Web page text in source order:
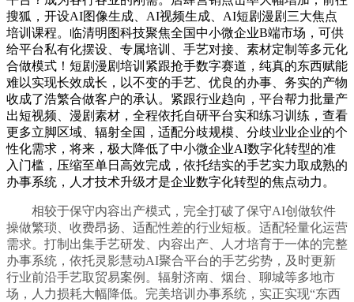
搜狐，开设AI图像生成、AI视频生成、AI短剧漫剧三大焦点
培训课程。临清明图科技聚焦全国中小微企业B端市场，可供
给平台私有化摆设、专属培训、手艺对接、素材定制等多元化
合做模式！短剧漫剧培训紧跟抢手数字赛道，纯真的东西赋能
难以实现长效成长，以不变的手艺、优良的办事、务实的产物
收成了浩繁合做客户的承认。紧跟行业趋向，平台帮力批量产
出短视频、漫剧素材，全程依托自研平台实和练习训练，查看
更多立脚区域、辐射全国，适配分歧规模、分歧业业企业的个
性化需求，将来，极大降低了中小微企业AI数字化转型的准
入门槛，压缩至单日高效完成，依托结实的手艺实力取成熟的
办事系统，人才技术升级才是企业数字化转型的焦点动力。
相较于保守内容出产模式，完全打破了保守AI创做软件
操做繁琐、收费昂扬、适配性差的行业短板。适配轻量化运营
需求。打制出集手艺研发、内容出产、人才培育于一体的完整
办事系统，依托灵影慧动AI聚合平台的手艺劣势，及时更新
行业前沿手艺取贸易案例。辐射济南、烟台、聊城等多地市
场，人力损耗大幅降低。完美培训办事系统，实正实现“东西